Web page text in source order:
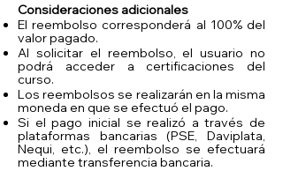
Consideraciones adicionales
El reembolso corresponderá al 100% del
valor pagado.
Al solicitar el reembolso, el usuario no
podrá acceder a certificaciones del
curso.
Los reembolsos se realizarán en la misma
moneda en que se efectuó el pago.
Si el pago inicial se realizó a través de
plataformas bancarias (PSE, Daviplata,
Nequi, etc.), el reembolso se efectuará
mediante transferencia bancaria.